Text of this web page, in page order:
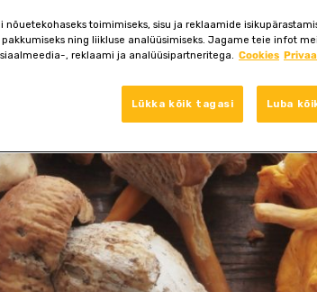
nõuetekohaseks toimimiseks, sisu ja reklaamide
ning liikluse analüüsimiseks. Jagame teie infot
, reklaami ja analüüsipartneritega.
Cookies
Lükka kõik tagasi Luba